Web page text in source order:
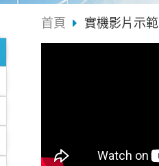
首頁 實機影片示範